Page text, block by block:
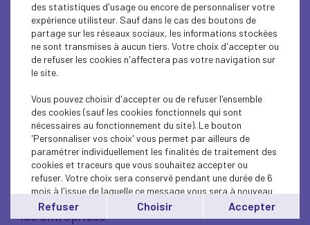
Protocole sanitaire : un assouplissement
depuis le 9 juin 2021
DROIT FISCAL
MEDEF'INFO : les clés de l'actualité fiscale pour
les entreprises
des statistiques d'usage ou encore de personnaliser votre
expérience utilisteur. Sauf dans le cas des boutons de
partage sur les réseaux sociaux, les informations stockées
ne sont transmises à aucun tiers. Votre choix d'accepter ou
de refuser les cookies n'affectera pas votre navigation sur
le site.
Vous pouvez choisir d'accepter ou de refuser l'ensemble
des cookies (sauf les cookies fonctionnels qui sont
nécessaires au fonctionnement du site). Le bouton
'Personnaliser vos choix' vous permet par ailleurs de
paramétrer individuellement les finalités de traitement des
cookies et traceurs que vous souhaitez accepter ou
refuser. Votre choix sera conservé pendant une durée de 6
mois à l'issue de laquelle ce message vous sera à nouveau
affiché..
Vous pouvez modifier votre choix à tout moment en
Refuser Choisir Accepter